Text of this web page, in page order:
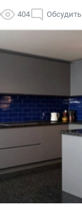
404 Обсудить